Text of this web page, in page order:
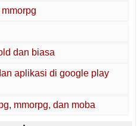
dan biasa
aplikasi di google play
mmorpg, dan moba